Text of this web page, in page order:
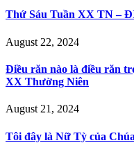
Thứ Sáu Tuần XX TN –
August 22, 2024
Điều răn nào là điều răn
XX Thường Niên
August 21, 2024
Tôi đây là Nữ Tỳ của